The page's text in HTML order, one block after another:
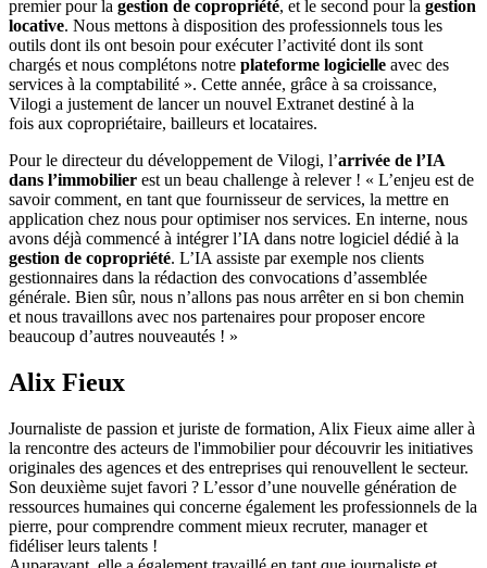
premier pour la gestion de copropriété, et le second pour la gestion
locative. Nous mettons à disposition des professionnels tous les
outils dont ils ont besoin pour exécuter l’activité dont ils sont
chargés et nous complétons notre plateforme logicielle avec des
services à la comptabilité ». Cette année, grâce à sa croissance,
Vilogi a justement de lancer un nouvel Extranet destiné à la
fois aux copropriétaire, bailleurs et locataires.
Pour le directeur du développement de Vilogi, l’arrivée de l’IA
dans l’immobilier est un beau challenge à relever ! « L’enjeu est de
savoir comment, en tant que fournisseur de services, la mettre en
application chez nous pour optimiser nos services. En interne, nous
avons déjà commencé à intégrer l’IA dans notre logiciel dédié à la
gestion de copropriété. L’IA assiste par exemple nos clients
gestionnaires dans la rédaction des convocations d’assemblée
générale. Bien sûr, nous n’allons pas nous arrêter en si bon chemin
et nous travaillons avec nos partenaires pourproposer encore
beaucoup d’autres nouveautés ! »
Alix Fieux
Journaliste de passion et juriste de formation, Alix Fieux aime aller à
la rencontre des acteurs de l'immobilier pour découvrir les initiatives
originales des agences et des entreprises qui renouvellent le secteur.
Son deuxième sujet favori ? L’essor d’une nouvelle génération de
ressources humaines qui concerne également les professionnels de la
pierre, pour comprendre comment mieux recruter, manager et
fidéliser leurs talents !